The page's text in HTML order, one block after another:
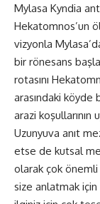
Mylasa Kyndia
Hekatomnos’un
vizyonla
bir rönesans
rotasını
arasındaki
arazi
Uzunyuva anıt
etse de kutsal
olarak çok
size anlatmak